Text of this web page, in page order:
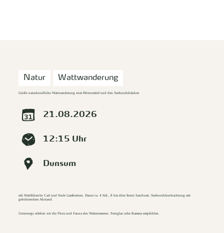
Natur Wattwanderung
Große naturkundliche Wattwanderung zum Hörnumtief und den Seehundsbänken
21.08.2026
12:15 Uhr
Dunsum
mit Wattführer/in Carl und Sesle Lambertsen. Dauer ca. 4 Std., 8 km über festes Sandwatt. Seehundsbeobachtung mit
gebührendem Abstand.
Unterwegs erleben wir die Flora und Fauna des Wattenmeeres. Fernglas oder Kamera empfohlen.